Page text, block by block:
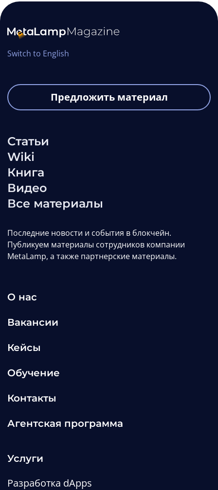
облачного депозитария:
сложности, объём работы и
архитектура
Редакция MetaLamp
Switch to English
Предложить материал
Статьи
Wiki
Книга
Видео
Все материалы
Последние новости и события в блокчейн.
Публикуем материалы сотрудников компании
MetaLamp, а также партнерские материалы.
О нас
Вакансии
Кейсы
Обучение
Контакты
Агентская программа
Услуги
Разработка dApps